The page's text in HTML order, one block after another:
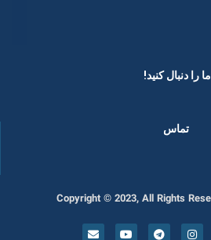
ما را دنبال کنید! ​
تماس